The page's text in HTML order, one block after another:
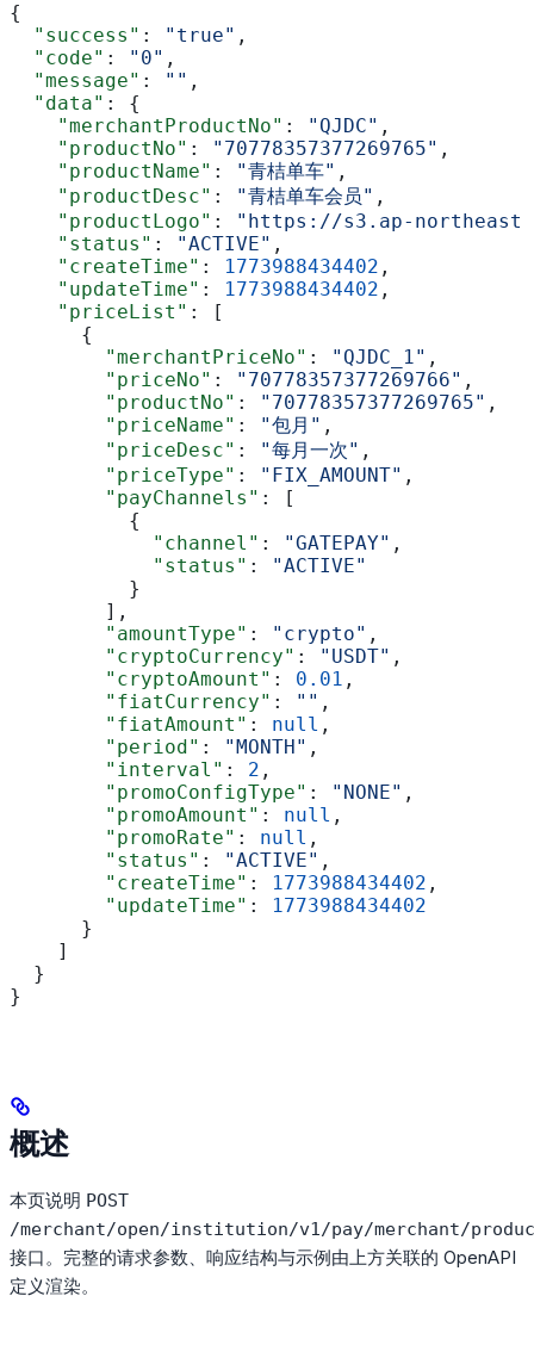
{
  "success"
: "true" ,
  "code"
: "0" ,
  "message"
: "" ,
  "data"
: {
    "merchantProductNo"
: "QJDC" ,
    "productNo"
: "70778357377269765" ,
    "productName"
: "青桔单车" ,
    "productDesc"
: "青桔单车会员" ,
    "productLogo"
:
"https://s3.ap-northeast-
    "status"
: "ACTIVE" ,
    "createTime"
: 1773988434402 ,
    "updateTime"
: 1773988434402 ,
    "priceList"
: [
      {
        "merchantPriceNo"
: "QJDC_1" ,
        "priceNo"
: "70778357377269766" ,
        "productNo"
: "70778357377269765" ,
        "priceName"
: "包月" ,
        "priceDesc"
: "每月一次" ,
        "priceType"
: "FIX_AMOUNT" ,
        "payChannels"
: [
          {
            "channel"
: "GATEPAY" ,
            "status"
:
"ACTIVE"
          }
        ],
        "amountType"
: "crypto" ,
        "cryptoCurrency"
: "USDT" ,
        "cryptoAmount"
: 0.01 ,
        "fiatCurrency"
: "" ,
        "fiatAmount"
: null ,
        "period"
: "MONTH" ,
        "interval"
: 2 ,
        "promoConfigType"
: "NONE" ,
        "promoAmount"
: null ,
        "promoRate"
: null ,
        "status"
: "ACTIVE" ,
        "createTime"
: 1773988434402 ,
        "updateTime"
:
1773988434402
      }
    ]
  }
}
概述
本页说明 POST
/merchant/open/institution/v1/pay/merchant/
接口。完整的请求参数、响应结构与示例由上方关联的 OpenAPI
定义渲染。